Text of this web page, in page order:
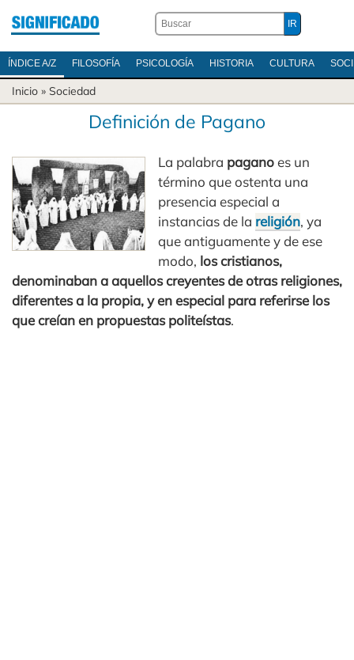
ÍNDICE A/Z FILOSOFÍA PSICOLOGÍA HISTORIA CULTURA
Inicio » Sociedad
Definición de Pagano
La palabra paganoes un
término que ostenta una
presencia especial a
instancias de la religión, ya
que antiguamente y de ese
modo, los cristianos,
denominaban a aquellos creyentes de otras religiones,
diferentes a la propia, y en especial para referirse los
que creían en propuestas politeístas.